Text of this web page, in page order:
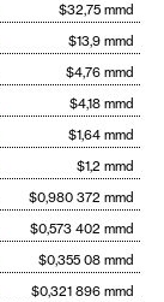
$32,75 mmd
$13,9 mmd
$4,76 mmd
$4,18 mmd
$1,64 mmd
$1,2 mmd
$0,980 372 mmd
$0,573 402 mmd
$0,355 08 mmd
$0,321 896 mmd